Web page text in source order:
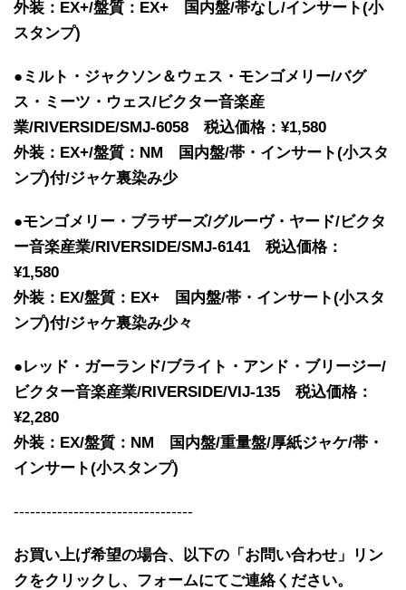
外装：EX+/盤質：EX+ 国内盤/帯なし/インサート(小
スタンプ)
●ミルト・ジャクソン＆ウェス・モンゴメリー/バグ
ス・ミーツ・ウェス/ビクター音楽産
業/RIVERSIDE/SMJ-6058 税込価格：¥1,580
外装：EX+/盤質：NM 国内盤/帯・インサート(小スタ
ンプ)付/ジャケ裏染み少
●モンゴメリー・ブラザーズ/グルーヴ・ヤード/ビクタ
ー音楽産業/RIVERSIDE/SMJ-6141 税込価格：
¥1,580
外装：EX/盤質：EX+ 国内盤/帯・インサート(小スタ
ンプ)付/ジャケ裏染み少々
●レッド・ガーランド/ブライト・アンド・ブリージー/
ビクター音楽産業/RIVERSIDE/VIJ-135 税込価格：
¥2,280
外装：EX/盤質：NM 国内盤/重量盤/厚紙ジャケ/帯・
インサート(小スタンプ)
---------------------------------
お買い上げ希望の場合、以下の「お問い合わせ」リン
クをクリックし、フォームにてご連絡ください。